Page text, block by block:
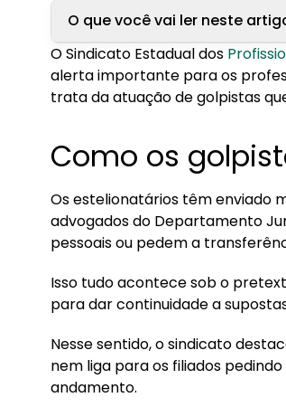
O que você vai ler neste
1. Como os golpistas agem?
2. O que fazer se receber um
O Sindicato Estadual dos
alerta importante para os
trata da atuação de golpistas
Como os
Os estelionatários têm enviado
advogados do Departamento
pessoais ou pedem a
Isso tudo acontece sob o
para dar continuidade a
Nesse sentido, o sindicato
nem liga para os filiados
andamento.